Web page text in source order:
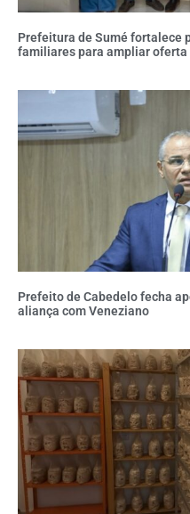
Prefeitura de Sumé fortalece
familiares para ampliar
Prefeito de Cabedelo fecha
aliança com Veneziano